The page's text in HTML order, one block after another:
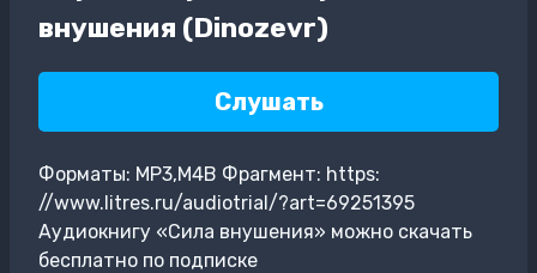
внушения (Dinozevr)
Слушать
Форматы: MP3,M4B Фрагмент: https:
//www.litres.ru/audiotrial/?art=69251395
Аудиокнигу «Сила внушения» можно скачать
бесплатно по подписке